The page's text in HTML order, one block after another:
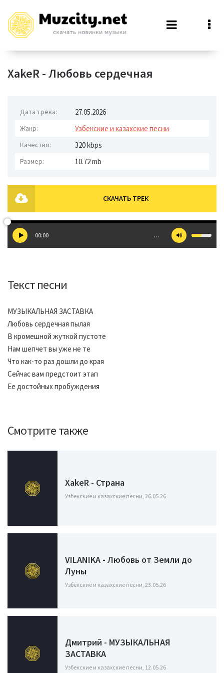
XakeR - Любовь сердечная
Дата трека: 27.05.2026
Жанр: Узбекские и казахские песни
Качество: 320 kbps
Размер: 10.72 mb
СКАЧАТЬ ТРЕК
00:00 …
Текст песни
МУЗЫКАЛЬНАЯ ЗАСТАВКА
Любовь сердечная пылая
В кромешной жуткой пустоте
Нам шепчет вы уже не те
Что как-то раз дошли до края
Сейчас вам предстоит этап
Ее достойных пробуждения
Смотрите также
XakeR - Страна
Узбекские и казахские песни, 26.05.26
VILANIKA - Любовь от Земли до
Луны
Узбекские и казахские песни, 23.05.26
Дмитрий - МУЗЫКАЛЬНАЯ
ЗАСТАВКА
Узбекские и казахские песни, 12.05.26